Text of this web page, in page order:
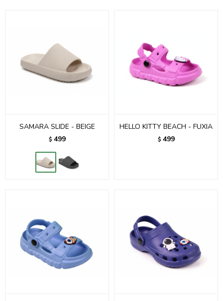
SAMARA SLIDE - BEIGE
$ 499
HELLO KITTY BEACH - FUXIA
$ 499